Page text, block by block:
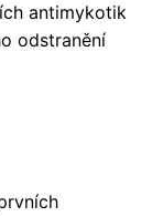
antimykotik
odstranění